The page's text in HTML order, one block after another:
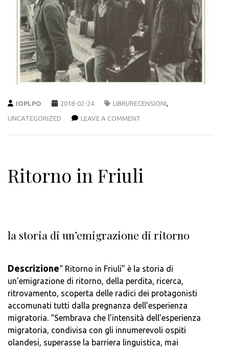
IOPLPO 2018-02-24 LIBRI/RECENSIONI
UNCATEGORIZED LEAVE A COMMENT
Ritorno in Friuli
la storia di un’emigrazione di ritorno
Descrizione“ Ritorno in Friuli” è la storia di
un’emigrazione di ritorno, della perdita, ricerca,
ritrovamento, scoperta delle radici dei protagonisti
accomunati tutti dalla pregnanza dell’esperienza
migratoria. “Sembrava che l’intensità dell’esperienza
migratoria, condivisa con gli innumerevoli ospiti
olandesi, superasse la barriera linguistica, mai